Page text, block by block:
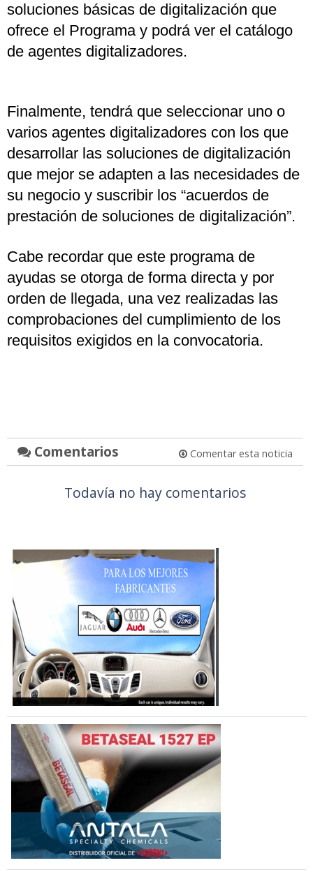
soluciones básicas de digitalización que
ofrece el Programa y podrá ver el catálogo
de agentes digitalizadores.
Finalmente, tendrá que seleccionar uno o
varios agentes digitalizadores con los que
desarrollar las soluciones de digitalización
que mejor se adapten a las necesidades de
su negocio y suscribir los “acuerdos de
prestación de soluciones de digitalización”.
Cabe recordar que este programa de
ayudas se otorga de forma directa y por
orden de llegada, una vez realizadas las
comprobaciones del cumplimiento de los
requisitos exigidos en la convocatoria.
Comentarios Comentar esta noticia
Todavía no hay comentarios